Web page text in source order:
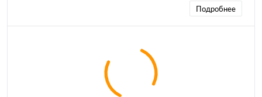
Подробнее